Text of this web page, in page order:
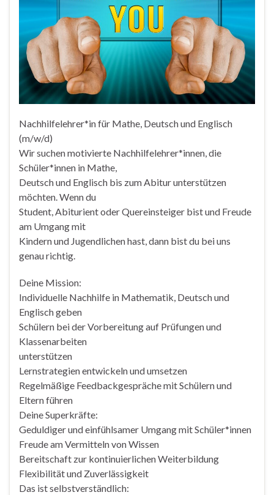
Nachhilfelehrer*in für Mathe, Deutsch und Englisch
(m/w/d)
Wir suchen motivierte Nachhilfelehrer*innen, die
Schüler*innen in Mathe,
Deutsch und Englisch bis zum Abitur unterstützen
möchten. Wenn du
Student, Abiturient oder Quereinsteiger bist und Freude
am Umgang mit
Kindern und Jugendlichen hast, dann bist du bei uns
genau richtig.
Deine Mission:
Individuelle Nachhilfe in Mathematik, Deutsch und
Englisch geben
Schülern bei der Vorbereitung auf Prüfungen und
Klassenarbeiten
unterstützen
Lernstrategien entwickeln und umsetzen
Regelmäßige Feedbackgespräche mit Schülern und
Eltern führen
Deine Superkräfte:
Geduldiger und einfühlsamer Umgang mit Schüler*innen
Freude am Vermitteln von Wissen
Bereitschaft zur kontinuierlichen Weiterbildung
Flexibilität und Zuverlässigkeit
Das ist selbstverständlich: